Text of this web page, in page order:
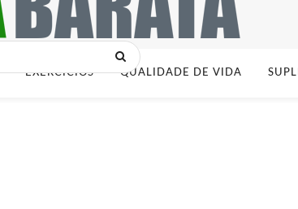
EXERCÍCIOS QUALIDADE DE VIDA